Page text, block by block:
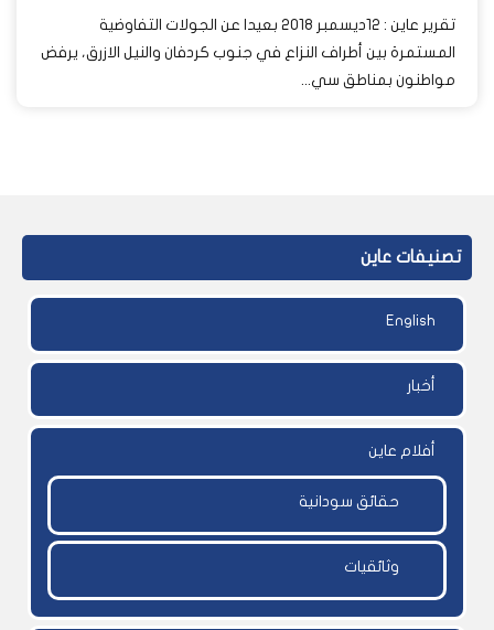
تقرير عاين : 12ديسمبر 2018 بعيدا عن الجولات التفاوضية
المستمرة بين أطراف النزاع في جنوب كردفان والنيل الازرق، يرفض
مواطنون بمناطق سي...
تصنيفات عاين
English
أخبار
أفلام عاين
حقائق سودانية
وثائقيات